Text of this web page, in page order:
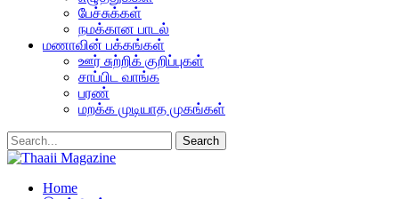
பேச்சுக்கள்
நமக்கான பாடல்
மணாவின் பக்கங்கள்
ஊர் சுற்றிக் குறிப்புகள்
சாப்பிட வாங்க
பரண்
மறக்க முடியாத முகங்கள்
Home